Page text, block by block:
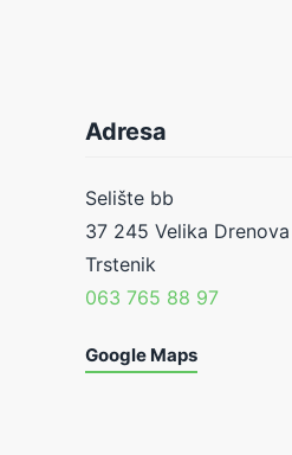
Adresa
Selište bb
37 245 Velika Drenova
Trstenik
063 765 88 97
Google Maps